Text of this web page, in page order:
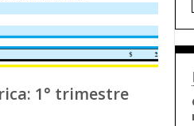
1° trimestre